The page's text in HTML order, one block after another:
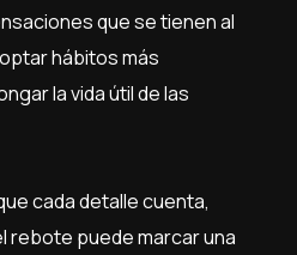
que se tienen al
hábitos más
la vida útil de las
cada detalle cuenta,
rebote puede marcar una